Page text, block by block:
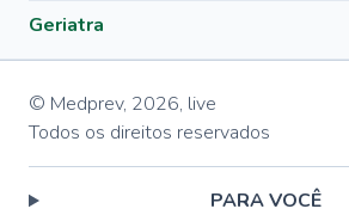
Geriatra
© Medprev, 2026, live
Todos os direitos reservados
PARA VOCÊ